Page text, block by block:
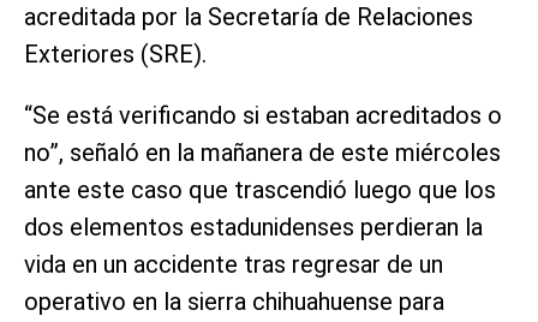
acreditada por la Secretaría de Relaciones
Exteriores (SRE).
“Se está verificando si estaban acreditados o
no”, señaló en la mañanera de este miércoles
ante este caso que trascendió luego que los
dos elementos estadunidenses perdieran la
vida en un accidente tras regresar de un
operativo en la sierra chihuahuense para